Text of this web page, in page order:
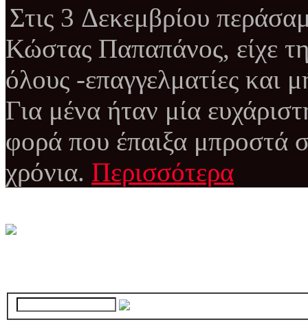
Στις 3 Δεκεμβρίου
Κώστας Παπαπάνος, είχε
όλους -επαγγελματίες και
Για μένα ήταν μία
φορά που έπαιξα μπροστά
χρόνια. Περισσότερα